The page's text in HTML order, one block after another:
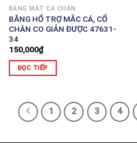
BĂNG MẮT CÁ CHÂN
BĂNG HỔ TRỢ MẮC CÁ, CỔ
CHÂN CO GIẢN ĐƯỢC 47631-
34
150,000₫
ĐỌC TIẾP
1 2 3 4